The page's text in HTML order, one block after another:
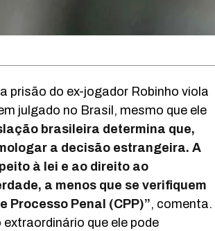
prisão do ex-jogador Robinho viola
julgado no Brasil, mesmo que ele
brasileira determina que,
a decisão estrangeira. A
à lei e ao direito ao
a menos que se verifiquem
Processo Penal (CPP)”, comenta.
que ele pode